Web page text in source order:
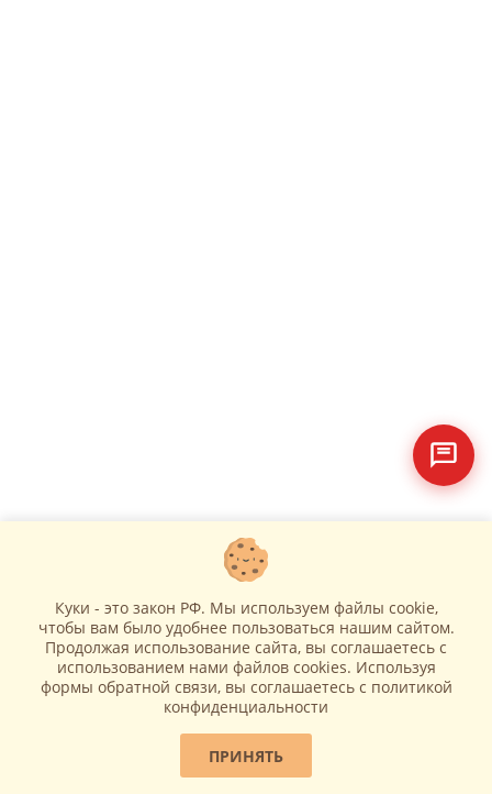
Куки - это закон РФ. Мы используем файлы cookie,
чтобы вам было удобнее пользоваться нашим сайтом.
Продолжая использование сайта, вы соглашаетесь c
использованием нами файлов cookies. Используя
формы обратной связи, вы соглашаетесь с политикой
конфиденциальности
ПРИНЯТЬ